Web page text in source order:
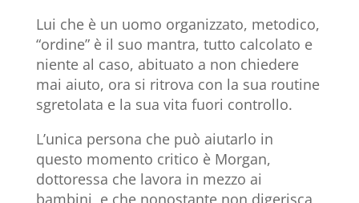
Lui che è un uomo organizzato, metodico,
“ordine” è il suo mantra, tutto calcolato e
niente al caso, abituato a non chiedere
mai aiuto, ora si ritrova con la sua routine
sgretolata e la sua vita fuori controllo.
L’unica persona che può aiutarlo in
questo momento critico è Morgan,
dottoressa che lavora in mezzo ai
bambini, e che nonostante non digerisca